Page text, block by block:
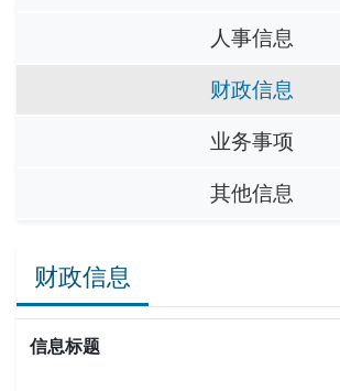
人事信息
财政信息
业务事项
其他信息
财政信息
信息标题